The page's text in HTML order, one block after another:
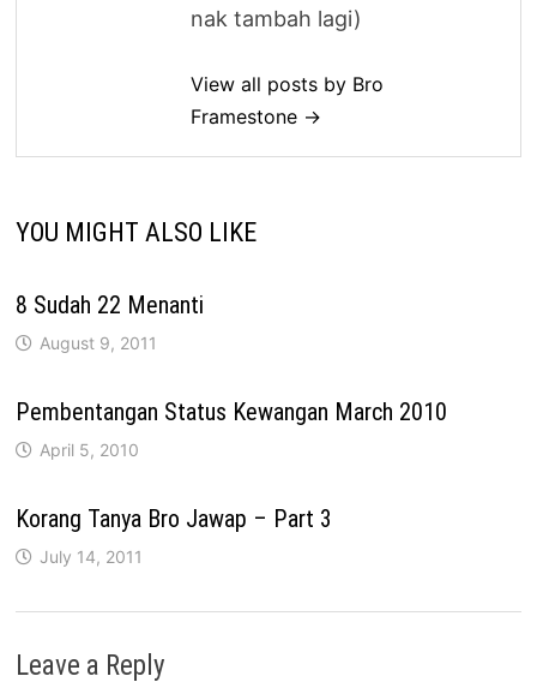
nak tambah lagi)
View all posts by Bro
Framestone →
YOU MIGHT ALSO LIKE
8 Sudah 22 Menanti
August 9, 2011
Pembentangan Status Kewangan March 2010
April 5, 2010
Korang Tanya Bro Jawap – Part 3
July 14, 2011
Leave a Reply